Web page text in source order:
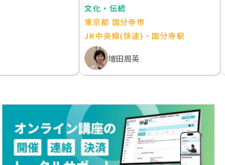
文化・伝統
東京都 国分寺市
JR中央線(快速)・国分寺駅
増田周英